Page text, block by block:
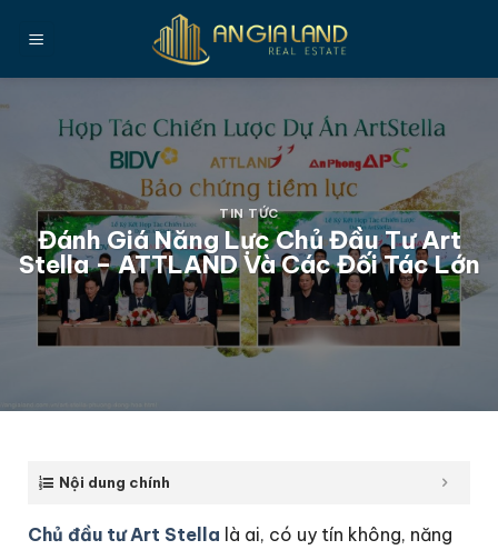
qua
TIN TỨC
Đánh Giá Năng Lực Chủ Đầu Tư Art
Stella – ATTLAND Và Các Đối Tác Lớn
Nội dung chính
Chủ đầu tư Art Stella là ai, có uy tín không, năng